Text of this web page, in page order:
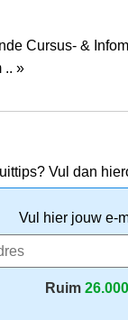
Cursus- &
.. »
Vul dan
Vul hier jouw e-
Ruim 26.000